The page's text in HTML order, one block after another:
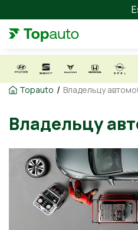
Topauto / Владельцу
Владельцу